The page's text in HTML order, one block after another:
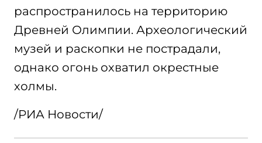
распространилось на территорию
Древней Олимпии. Археологический
музей и раскопки не пострадали,
однако огонь охватил окрестные
холмы.
/РИА Новости/